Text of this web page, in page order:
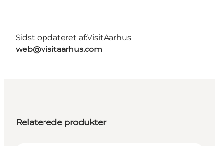
Sidst opdateret af:VisitAarhus
web@visitaarhus.com
Relaterede produkter